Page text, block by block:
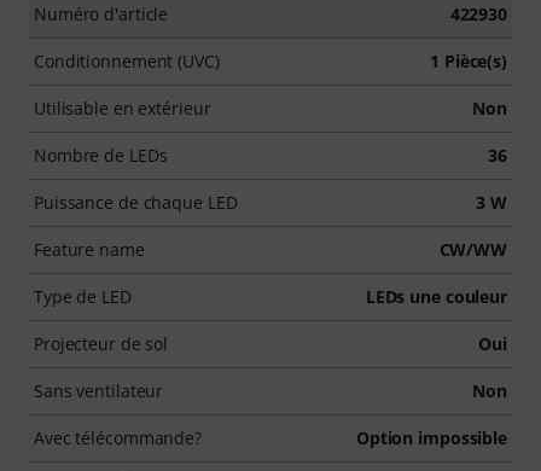
Numéro d'article 422930
Conditionnement (UVC) 1 Pièce(s)
Utilisable en extérieur Non
Nombre de LEDs 36
Puissance de chaque LED 3 W
Feature name CW/WW
Type de LED LEDs une couleur
Projecteur de sol Oui
Sans ventilateur Non
Avec télécommande? Option impossible